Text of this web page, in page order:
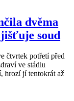
dvěma
soud
čtvrtek potřetí před
ve stádiu
hrozí jí tentokrát až